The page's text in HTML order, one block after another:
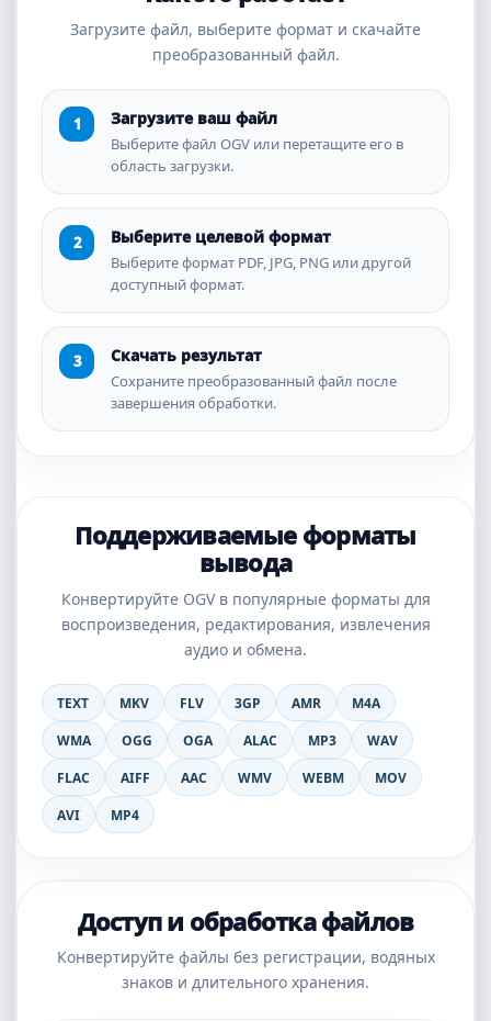
Загрузите файл, выберите формат и скачайте
преобразованный файл.
Загрузите ваш файл
Выберите файл OGV или перетащите его в
область загрузки.
Выберите целевой формат
Выберите формат PDF, JPG, PNG или другой
доступный формат.
Скачать результат
Сохраните преобразованный файл после
завершения обработки.
Поддерживаемые форматы
вывода
Конвертируйте OGV в популярные форматы для
воспроизведения, редактирования, извлечения
аудио и обмена.
TEXT MKV FLV 3GP AMR
M4A
WMA
OGG OGA ALAC MP3
WAV
FLAC
AIFF AAC WMV WEBM
MOV
AVI
MP4
Доступ и обработка файлов
Конвертируйте файлы без регистрации, водяных
знаков и длительного хранения.